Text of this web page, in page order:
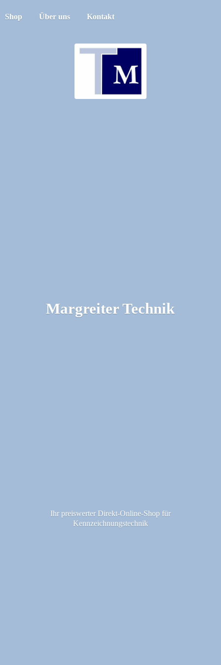
Shop Über uns Kontakt
Margreiter Technik
Ihr preiswerter Direkt-Online-Shop für
Kennzeichnungstechnik